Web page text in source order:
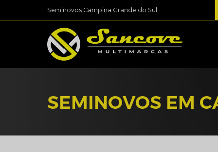
Seminovos Campina Grande do Sul
SEMINOVOS EM